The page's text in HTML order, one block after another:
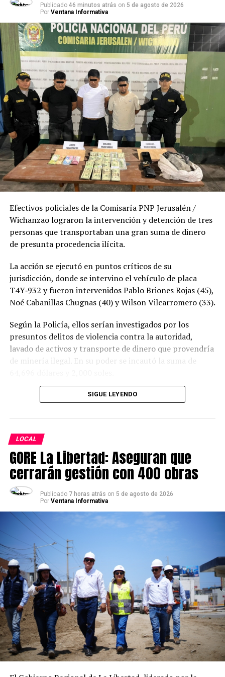
TRUJILLO
SIGUIENTE POST
Trujillo: Capturan a sujeto que amenazaba con
desmantelar vehículo hurtado
ANTERIOR POST
Pataz se fortalece con 80 nuevos suboficiales con
formación especializada
Publicado 46 minutos atrás on 5 de agosto de 2026
Por Ventana Informativa
Efectivos policiales de la Comisaría PNP Jerusalén /
Wichanzao lograron la intervención y detención de tres
personas que transportaban una gran suma de dinero
de presunta procedencia ilícita.
La acción se ejecutó en puntos críticos de su
jurisdicción, donde se intervino el vehículo de placa
T4Y‑932 y fueron intervenidos Pablo Briones Rojas (45),
Noé Cabanillas Chugnas (40) y Wilson Vilcarromero (33).
Según la Policía, ellos serían investigados por los
presuntos delitos de violencia contra la autoridad,
lavado de activos y transporte de dinero que provendría
de minería ilegal. En su poder se incautó la suma de
SIGUE LEYENDO
LOCAL
GORE La Libertad: Aseguran que
cerrarán gestión con 400 obras
Publicado 7 horas atrás on 5 de agosto de 2026
Por Ventana Informativa